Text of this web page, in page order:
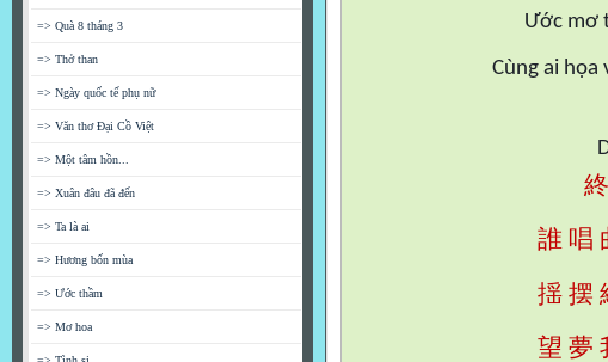
=> Quà 8 tháng 3
=> Thở than
=> Ngày quốc tế phụ nữ
=> Văn thơ Đại Cồ Việt
=> Một tâm hồn...
=> Xuân đâu đã đến
=> Ta là ai
=> Hương bốn mùa
=> Ước thầm
=> Mơ hoa
Ước mơ
Cùng ai
終
誰 唱
揺 摆
望 夢